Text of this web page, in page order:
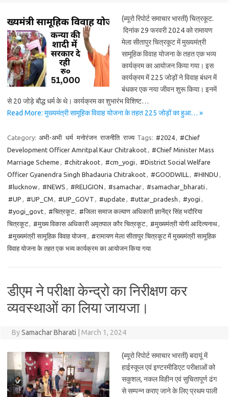
(ब्यूरो रिपोर्ट समाचार भारती) चित्रकूट.
दिनांक 29 फरवरी 2024 को रामायण
मेला सीतापुर चित्रकूट में मुख्यमंत्री
सामूहिक विवाह योजना के तहत एक भव्य
कार्यक्रम का आयोजन किया गया। इस
कार्यक्रम में 225 जोड़ों ने विवाह बंधन में
बंधकर एक नया जीवन शुरू किया। इनमें
से 20 जोड़े बौद्ध धर्म के थे। कार्यक्रम का शुभारंभ विशिष्ट…
Read More: मुख्यमंत्री सामूहिक विवाह योजना के तहत 225 जोड़ों का हुआ… »
Category: अभी-अभी धर्म मनोरंजन राजनीति राज्य Tags: #2024, #Chief
Development Officer Amritpal Kaur Chitrakoot, #Chief Minister Mass
Marriage Scheme , #chitrakoot, #cm_yogi , #District Social Welfare
Officer Gyanendra Singh Bhadauria Chitrakoot, #GOODWILL , #HINDU ,
#lucknow, #NEWS , #RELIGION , #samachar, #samachar_bharati ,
#UP , #UP_CM , #UP_GOVT , #update , #uttar_pradesh , #yogi ,
#yogi_govt, #चित्रकूट, #जिला समाज कल्याण अधिकारी ज्ञानेंद्र सिंह भदौरिया
चित्रकूट, #मुख्य विकास अधिकारी अमृतपाल कौर चित्रकूट, #मुख्यमंत्री योगी आदित्यनाथ,
#मुख्यमंत्री सामूहिक विवाह योजना, #रामायण मेला सीतापुर चित्रकूट में मुख्यमंत्री सामूहिक
विवाह योजना के तहत एक भव्य कार्यक्रम का आयोजन किया गया
डीएम ने परीक्षा केन्द्रो का निरीक्षण कर
व्यवस्थाओं का लिया जायजा।
BySamachar Bharati March 1, 2024
(ब्यूरो रिपोर्ट समाचार भारती) बदायूं में
हाईस्कूल एवं इण्टरमीडिएट परीक्षाओं को
सकुशल, नकल विहीन एवं सुचितापूर्ण ढंग
से सम्पन्न कराए जाने के लिए प्रथम पाली